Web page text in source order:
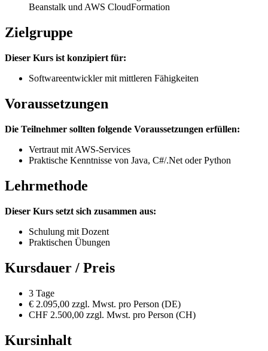
Beanstalk und AWS CloudFormation
Zielgruppe
Dieser Kurs ist konzipiert für:
Softwareentwickler mit mittleren Fähigkeiten
Voraussetzungen
Die Teilnehmer sollten folgende Voraussetzungen erfüllen:
Vertraut mit AWS-Services
Praktische Kenntnisse von Java, C#/.Net oder Python
Lehrmethode
Dieser Kurs setzt sich zusammen aus:
Schulung mit Dozent
Praktischen Übungen
Kursdauer / Preis
3 Tage
€ 2.095,00 zzgl. Mwst. pro Person (DE)
CHF 2.500,00 zzgl. Mwst. pro Person (CH)
Kursinhalt